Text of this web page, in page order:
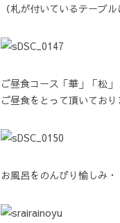
（札が付いているテーブ
ご昼食コース「華」「松
ご昼食をとって頂いており
お風呂をのんびり愉しみ・